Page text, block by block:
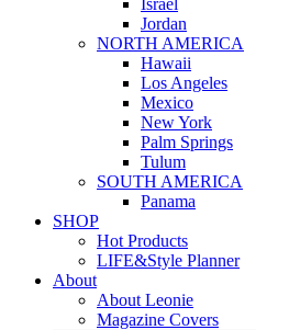
Israel
Jordan
NORTH AMERICA
Hawaii
Los Angeles
Mexico
New York
Palm Springs
Tulum
SOUTH AMERICA
Panama
SHOP
Hot Products
LIFE&Style Planner
About
About Leonie
Magazine Covers